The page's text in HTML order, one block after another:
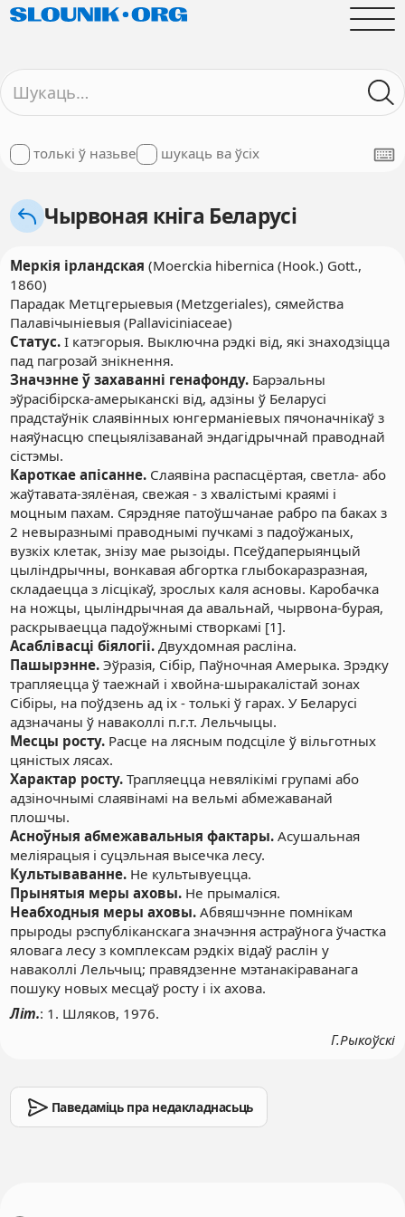
толькі ў назьве шукаць ва ўсіх
Чырвоная кніга Беларусі
Меркія ірландская (Moerckia hibernica (Hook.) Gott.,
1860)
Парадак Метцгерыевыя (Metzgeriales), сямейства
Палавічыніевыя (Pallaviciniaceae)
Статус.I катэгорыя. Выключна рэдкі від, які знаходзіцца
пад пагрозай знікнення.
Значэнне ў захаванні генафонду.Барэальны
эўрасібірска-амерыканскі від, адзіны ў Беларусі
прадстаўнік слаявінных юнгерманіевых пячоначнікаў з
наяўнасцю спецыялізаванай эндагідрычнай праводнай
сістэмы.
Кароткае апісанне.Слаявіна распасцёртая, светла- або
жаўтавата-зялёная, свежая - з хвалістымі краямі і
моцным пахам. Сярэдняе патоўшчанае рабро па баках з
2 невыразнымі праводнымі пучкамі з падоўжаных,
вузкіх клетак, знізу мае рызоіды. Псеўдаперыянцый
цыліндрычны, вонкавая абгортка глыбокаразразная,
складаецца з лісцікаў, зрослых каля асновы. Каробачка
на ножцы, цыліндрычная да авальнай, чырвона-бурая,
раскрываецца падоўжнымі створкамі [1].
Асаблівасці біялогіі.Двухдомная расліна.
Пашырэнне.Эўразія, Сібір, Паўночная Амерыка. Зрэдку
трапляецца ў таежнай і хвойна-шыракалістай зонах
Сібіры, на поўдзень ад іх - толькі ў гарах. У Беларусі
адзначаны ў наваколлі п.г.т. Лельчыцы.
Месцы росту.Расце на лясным подсціле ў вільготных
цяністых лясах.
Характар росту.Трапляецца невялікімі групамі або
адзіночнымі слаявінамі на вельмі абмежаванай
плошчы.
Асноўныя абмежавальныя фактары.Асушальная
меліярацыя і суцэльная высечка лесу.
Культываванне.Не культывуецца.
Прынятыя меры аховы.Не прымаліся.
Неабходныя меры аховы.Абвяшчэнне помнікам
прыроды рэспубліканскага значэння астраўнога ўчастка
яловага лесу з комплексам рэдкіх відаў раслін у
наваколлі Лельчыц; правядзенне мэтанакіраванага
пошуку новых месцаў росту і іх ахова.
Літ.: 1. Шляков, 1976.
Г.Рыкоўскі
Паведаміць пра недакладнасьць